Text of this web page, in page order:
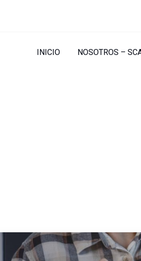
INICIO NOSOTROS –